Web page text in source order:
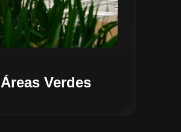
Áreas Verdes